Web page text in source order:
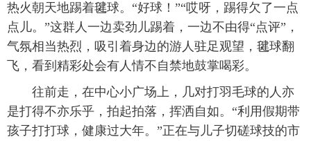
热火朝天地踢着毽球。“好球！”“哎呀，踢得欠了一点
点儿。”这群人一边卖劲儿踢着，一边不由得“点评”，
气氛相当热烈，吸引着身边的游人驻足观望，毽球翻
飞，看到精彩处会有人情不自禁地鼓掌喝彩。
往前走，在中心小广场上，几对打羽毛球的人亦
是打得不亦乐乎，拍起拍落，挥洒自如。“利用假期带
孩子打打球，健康过大年。”正在与儿子切磋球技的市